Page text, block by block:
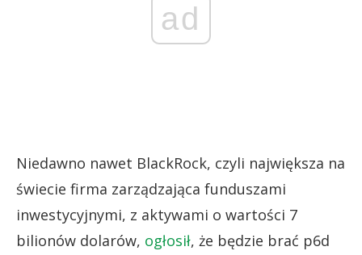
ad
Niedawno nawet BlackRock, czyli największa na
świecie firma zarządzająca funduszami
inwestycyjnymi, z aktywami o wartości 7
bilionów dolarów, ogłosił, że będzie brać p6d